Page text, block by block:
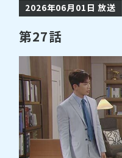
2026年06月01日 放送
第27話